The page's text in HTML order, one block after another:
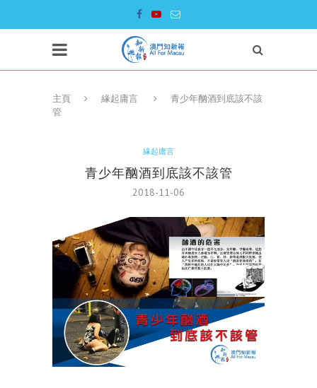
主頁 緣起庸言
青少年酗酒到底該不該
管
緣起庸言
青少年酗酒到底該不該管
2018-11-06